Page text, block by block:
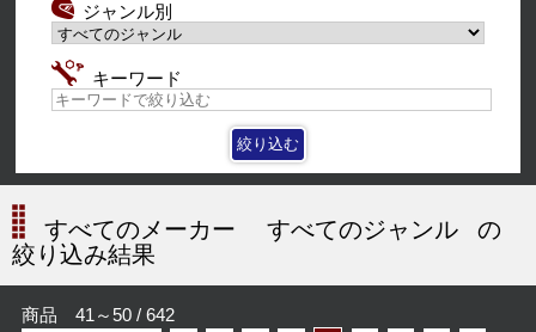
ジャンル別
キーワード
すべてのメーカー すべてのジャンル
の
絞り込み結果
商品 41～50 / 642